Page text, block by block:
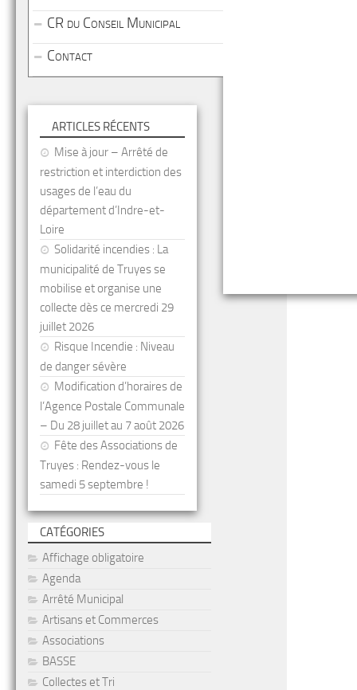
CR du Conseil Municipal
Contact
ARTICLES RÉCENTS
Mise à jour – Arrêté de
restriction et interdiction des
usages de l’eau du
département d’Indre-et-
Loire
Solidarité incendies : La
municipalité de Truyes se
mobilise et organise une
collecte dès ce mercredi 29
juillet 2026
Risque Incendie : Niveau
de danger sévère
Modification d’horaires de
l’Agence Postale Communale
– Du 28 juillet au 7 août 2026
Fête des Associations de
Truyes : Rendez-vous le
samedi 5 septembre !
CATÉGORIES
Affichage obligatoire
Agenda
Arrêté Municipal
Artisans et Commerces
Associations
BASSE
Collectes et Tri